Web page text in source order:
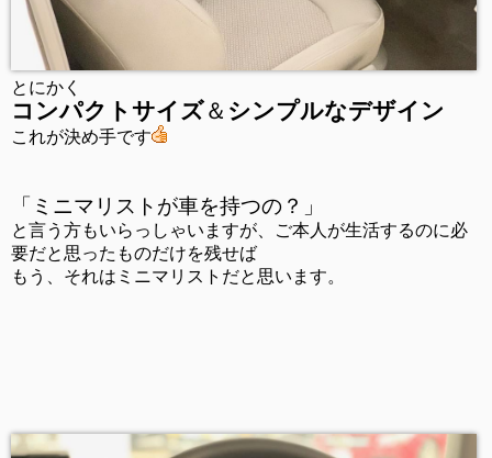
とにかく
コンパクトサイズ＆ シンプルなデザイン
これが決め手です
「ミニマリストが車を持つの？」
と言う方もいらっしゃいますが、ご本人が生活するのに必
要だと思ったものだけを残せば
もう、それはミニマリストだと思います。